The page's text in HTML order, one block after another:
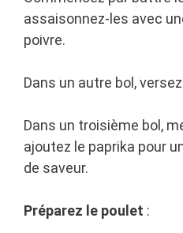
assaisonnez-les avec
poivre.
Dans un autre bol,
Dans un troisième bol,
ajoutez le paprika pour
de saveur.
Préparez le poulet :